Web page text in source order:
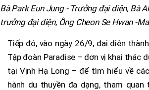
Bà Park Eun Jung - Trưởng đại diện, Bà
trưởng đại diện, Ông Cheon Se Hwan -
Tiếp đó, vào ngày 26/9, đại diện
Tập đoàn Paradise – đơn vị khai thác
tại Vịnh Hạ Long – để tìm hiểu về
hành du thuyền đa dạng, tham